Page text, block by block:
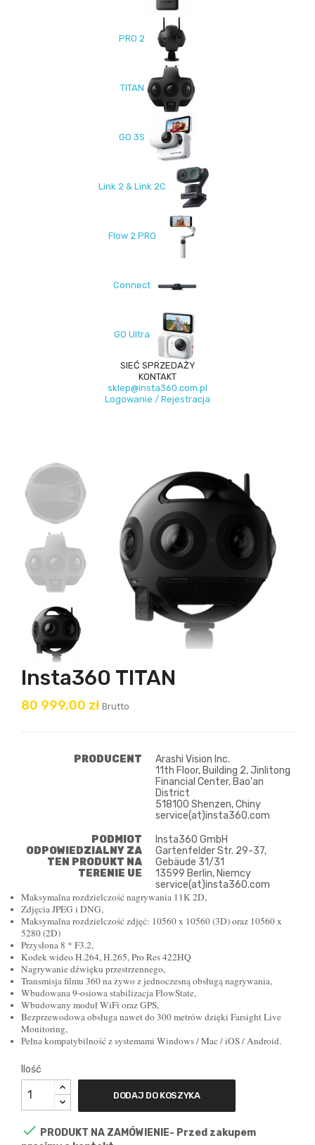
PRO 2
TITAN
GO 3S
Link 2 & Link 2C
Flow 2 PRO
Connect
GO Ultra
SIEĆ SPRZEDAŻY
KONTAKT
sklep@insta360.com.pl
Logowanie / Rejestracja
Insta360 TITAN
80 999,00 zł Brutto
PRODUCENT
Arashi Vision Inc.
11th Floor, Building 2, Jinlitong
Financial Center, Bao'an
District
518100 Shenzen, Chiny
service(at)insta360.com
PODMIOT
ODPOWIEDZIALNY ZA
TEN PRODUKT NA
TERENIE UE
Insta360 GmbH
Gartenfelder Str. 29-37,
Gebäude 31/31
13599 Berlin, Niemcy
service(at)insta360.com
Maksymalna rozdzielczość nagrywania 11K 2D,
Zdjęcia JPEG i DNG,
Maksymalna rozdzielczość zdjęć: 10560 x 10560 (3D) oraz 10560 x
5280 (2D)
Przysłona 8 * F3.2,
Kodek wideo H.264, H.265, Pro Res 422HQ
Nagrywanie dźwięku przestrzennego,
Transmisja filmu 360 na żywo z jednoczesną obsługą nagrywania,
Wbudowana 9-osiowa stabilizacja FlowState,
Wbudowany moduł WiFi oraz GPS,
Bezprzewodowa obsługa nawet do 300 metrów dzięki Farsight Live
Monitoring,
Pełna kompatybilność z systemami Windows / Mac / iOS / Android.
Ilość
DODAJ DO KOSZYKA
 PRODUKT NA ZAMÓWIENIE- Przed zakupem